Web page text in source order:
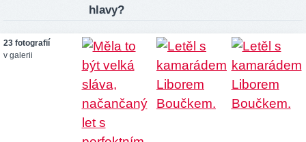
hlavy?
23 fotografií
v galerii